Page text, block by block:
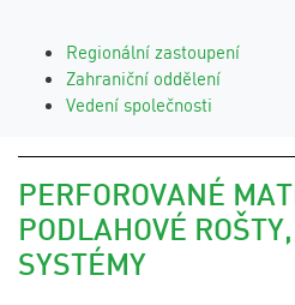
Regionální zastoupení
Zahraniční oddělení
Vedení společnosti
PERFOROVANÉ
PODLAHOVÉ
SYSTÉMY